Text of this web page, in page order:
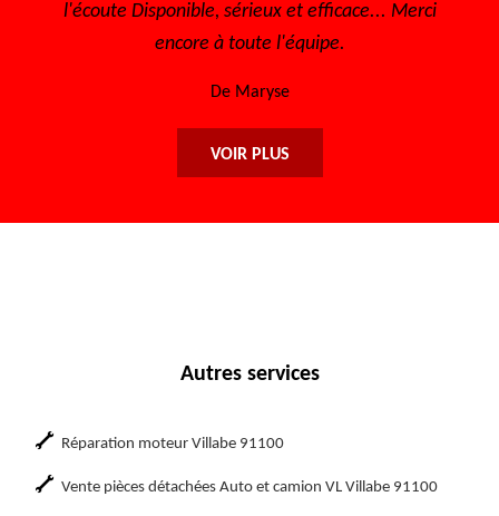
l'écoute Disponible, sérieux et efficace... Merci
encore à toute l'équipe.
De Maryse
VOIR PLUS
Autres services
Réparation moteur Villabe 91100
Vente pièces détachées Auto et camion VL Villabe 91100